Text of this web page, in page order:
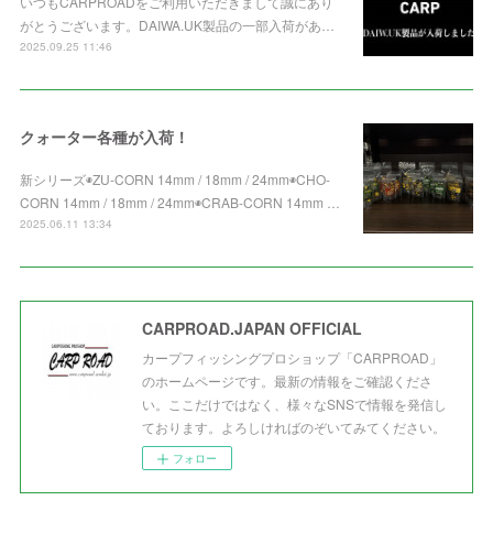
がとうございます。DAIWA.UK製品の一部入荷があ…
2025.09.25 11:46
クォーター各種が入荷！
新シリーズ◉ZU-CORN 14mm / 18mm / 24mm◉CHO-
CORN 14mm / 18mm / 24mm◉CRAB-CORN 14mm …
2025.06.11 13:34
CARPROAD.JAPAN OFFICIAL
カープフィッシングプロショップ「CARPROAD」
のホームページです。最新の情報をご確認くださ
い。ここだけではなく、様々なSNSで情報を発信し
ております。よろしければのぞいてみてください。
フォロー